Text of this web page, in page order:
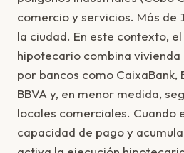
comercio y servicios. Más de
la ciudad. En este contexto,
hipotecario combina
por bancos como CaixaBank,
BBVA y, en menor medida,
locales comerciales. Cuando
capacidad de pago y